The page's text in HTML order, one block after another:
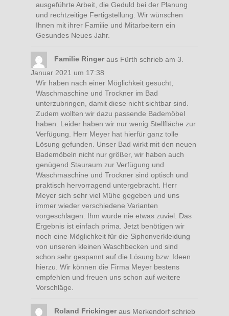
ausgeführte Arbeit, die Geduld bei der Planung
und rechtzeitige Fertigstellung. Wir wünschen
Ihnen mit ihrer Familie und Mitarbeitern ein
Gesundes Neues Jahr.
Familie Ringer aus Fürth schrieb am 3.
Januar 2021 um 17:38
Wir haben nach einer Möglichkeit gesucht,
Waschmaschine und Trockner im Bad
unterzubringen, damit diese nicht sichtbar sind.
Zudem wollten wir dazu passende Bademöbel
haben. Leider haben wir nur wenig Stellfläche zur
Verfügung. Herr Meyer hat hierfür ganz tolle
Lösung gefunden. Unser Bad wirkt mit den neuen
Bademöbeln nicht nur größer, wir haben auch
genügend Stauraum zur Verfügung und
Waschmaschine und Trockner sind optisch und
praktisch hervorragend untergebracht. Herr
Meyer sich sehr viel Mühe gegeben und uns
immer wieder verschiedene Varianten
vorgeschlagen. Ihm wurde nie etwas zuviel. Das
Ergebnis ist einfach prima. Jetzt benötigen wir
noch eine Möglichkeit für die Siphonverkleidung
von unseren kleinen Waschbecken und sind
schon sehr gespannt auf die Lösung bzw. Ideen
hierzu. Wir können die Firma Meyer bestens
empfehlen und freuen uns schon auf weitere
Vorschläge.
Roland Frickinger aus Merkendorf schrieb